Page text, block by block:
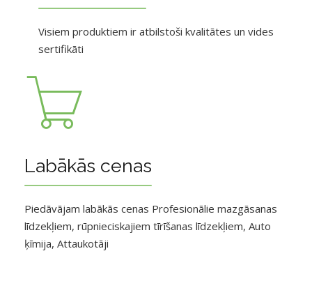
Visiem produktiem ir atbilstoši kvalitātes un vides
sertifikāti
Labākās cenas
Piedāvājam labākās cenas Profesionālie mazgāsanas
līdzekļiem, rūpnieciskajiem tīrīšanas līdzekļiem, Auto
ķīmija, Attaukotāji